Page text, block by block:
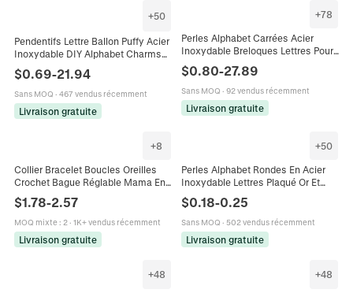
+50
Pendentifs Lettre Ballon Puffy Acier
Inoxydable DIY Alphabet Charms
Accessoires Design Bulle
Tendance
$0.69-21.94
Sans MOQ · 467 vendus récemment
Livraison gratuite
+78
Perles Alphabet Carrées Acier
Inoxydable Breloques Lettres Pour
Création Bijoux DIY Accessoires
Bracelet Collier
$0.80-27.89
Sans MOQ · 92 vendus récemment
Livraison gratuite
+8
Collier Bracelet Boucles Oreilles
Crochet Bague Réglable Mama En
Acier Inoxydable Bijoux Mode
Minimaliste Cadeau Pour Maman
$1.78-2.57
MOQ mixte: 2· 1K+ vendus récemment
Livraison gratuite
+50
Perles Alphabet Rondes En Acier
Inoxydable Lettres Plaqué Or Et
Argent Pour La Création De Bijoux
DIY Bracelet Collier
$0.18-0.25
Sans MOQ · 502 vendus récemment
Livraison gratuite
+48 +48